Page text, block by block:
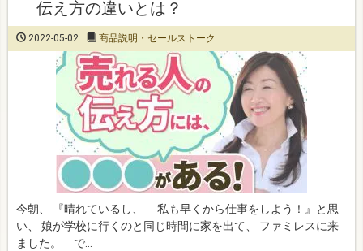
伝え方の違いとは？
2022-05-02 商品説明・セールストーク
今朝、 『晴れているし、 私も早くから仕事をしよう！』と思
い、 娘が学校に行くのと同じ時間に家を出て、 ファミレスに来
ました。 で…